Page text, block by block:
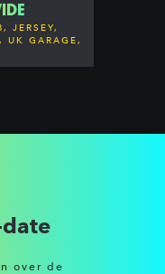
JERSEY,
UK GARAGE,
MORE
over de